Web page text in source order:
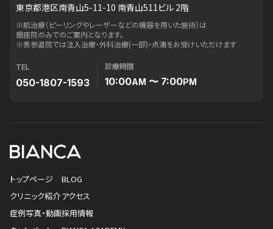
東京都港区南青山5-11-10 南青山511ビル 2階
※肌治療（ピーリングやレーザーなどの機器を用いた施術）は
銀座院のみでのご案内となります。
※表参道院では注入治療・外科治療(一部)・点滴をお受けいただけます
TEL
050-1807-1593
診療時間
10:00AM 〜 7:00PM
トップページ
クリニック紹介
症例写真・動画
BLOG
アクセス
採用情報